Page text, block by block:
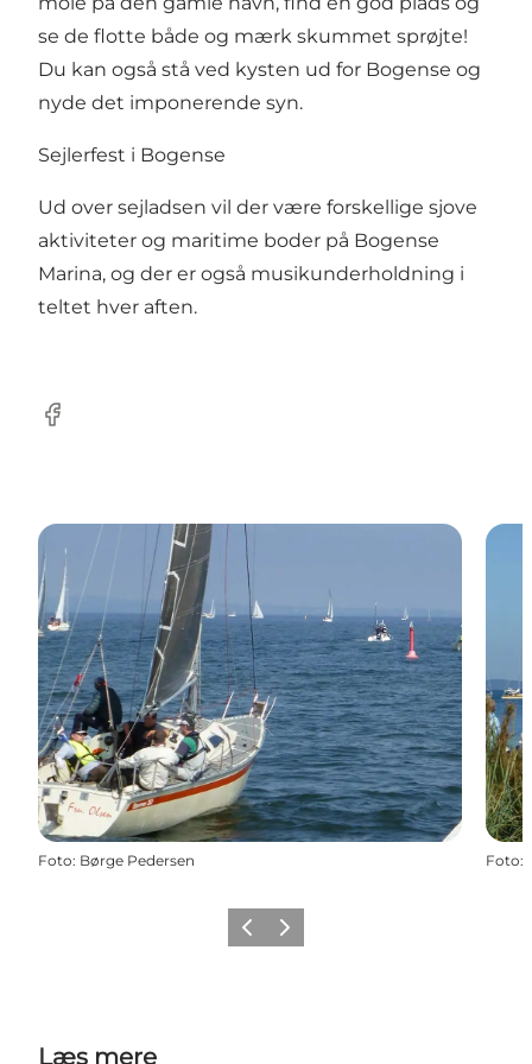
se de flotte både og mærk skummet sprøjte!
Du kan også stå ved kysten ud for Bogense og
nyde det imponerende syn.
Sejlerfest i Bogense
Ud over sejladsen vil der være forskellige sjove
aktiviteter og maritime boder på Bogense
Marina, og der er også musikunderholdning i
teltet hver aften.
Facebook
Foto: Børge Pedersen Foto:
ForrigeNæste
Læs mere